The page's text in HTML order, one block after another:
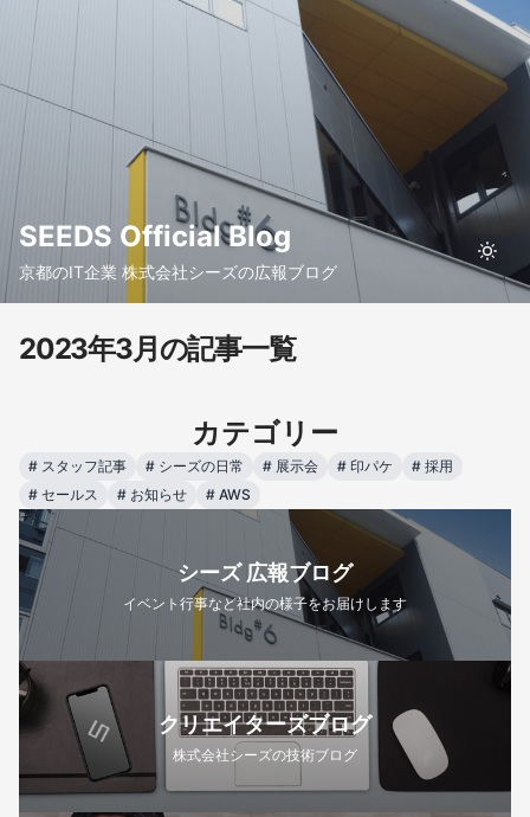
SEEDS Official Blog
京都のIT企業 株式会社シーズの広報ブログ
2023年3月の記事一覧
カテゴリー
# スタッフ記事 # シーズの日常 # 展示会 # 印パケ # 採用
# セールス # お知らせ # AWS
シーズ 広報ブログ
イベント行事など社内の様子をお届けします
クリエイターズブログ
株式会社シーズの技術ブログ